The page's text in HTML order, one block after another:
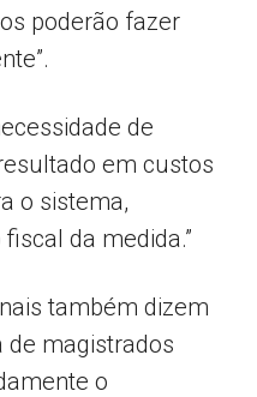
poderão fazer
de
em custos
o sistema,
da medida.”
também dizem
de magistrados
o